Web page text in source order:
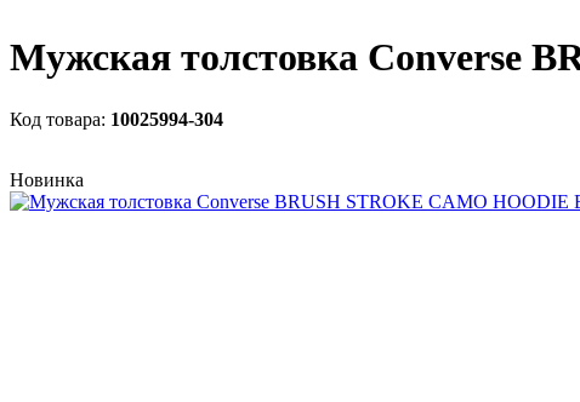
Мужская толстовка Converse
10025994-304
Новинка